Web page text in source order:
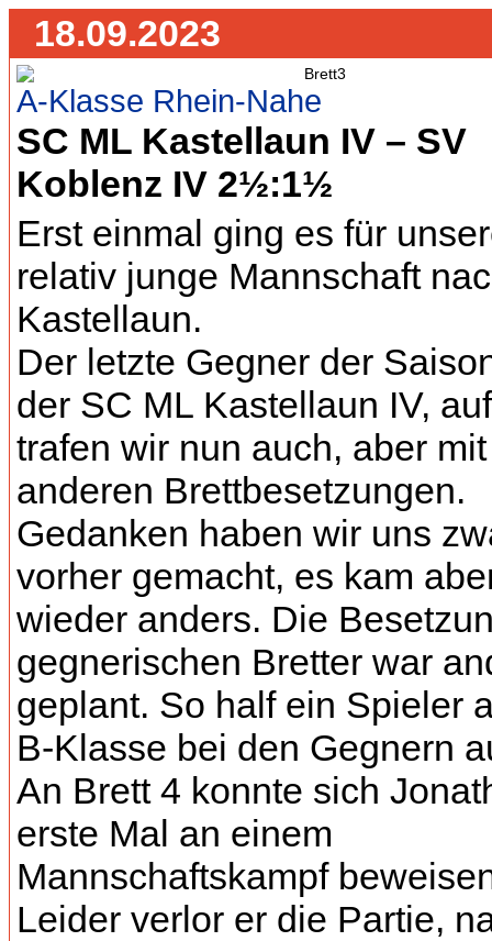
18.09.2023
A-Klasse Rhein-Nahe
SC ML Kastellaun IV – SV
Koblenz IV 2½:1½
Erst einmal ging es für
relativ junge Mannschaft
Kastellaun.
Der letzte Gegner der
der SC ML Kastellaun IV,
trafen wir nun auch, aber mit
anderen Brettbesetzungen.
Gedanken haben wir uns
vorher gemacht, es kam
wieder anders. Die
gegnerischen Bretter war
geplant. So half ein Spieler
B-Klasse bei den Gegnern
An Brett 4 konnte sich
erste Mal an einem
Mannschaftskampf
Leider verlor er die Partie,